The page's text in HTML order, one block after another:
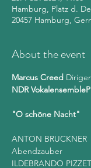
Hamburg, Platz d.
20457 Hamburg,
About the event
Marcus Creed
NDR Vokalensemble
"O schöne Nacht"
ANTON BRUCKNER
Abendzauber
ILDEBRANDO